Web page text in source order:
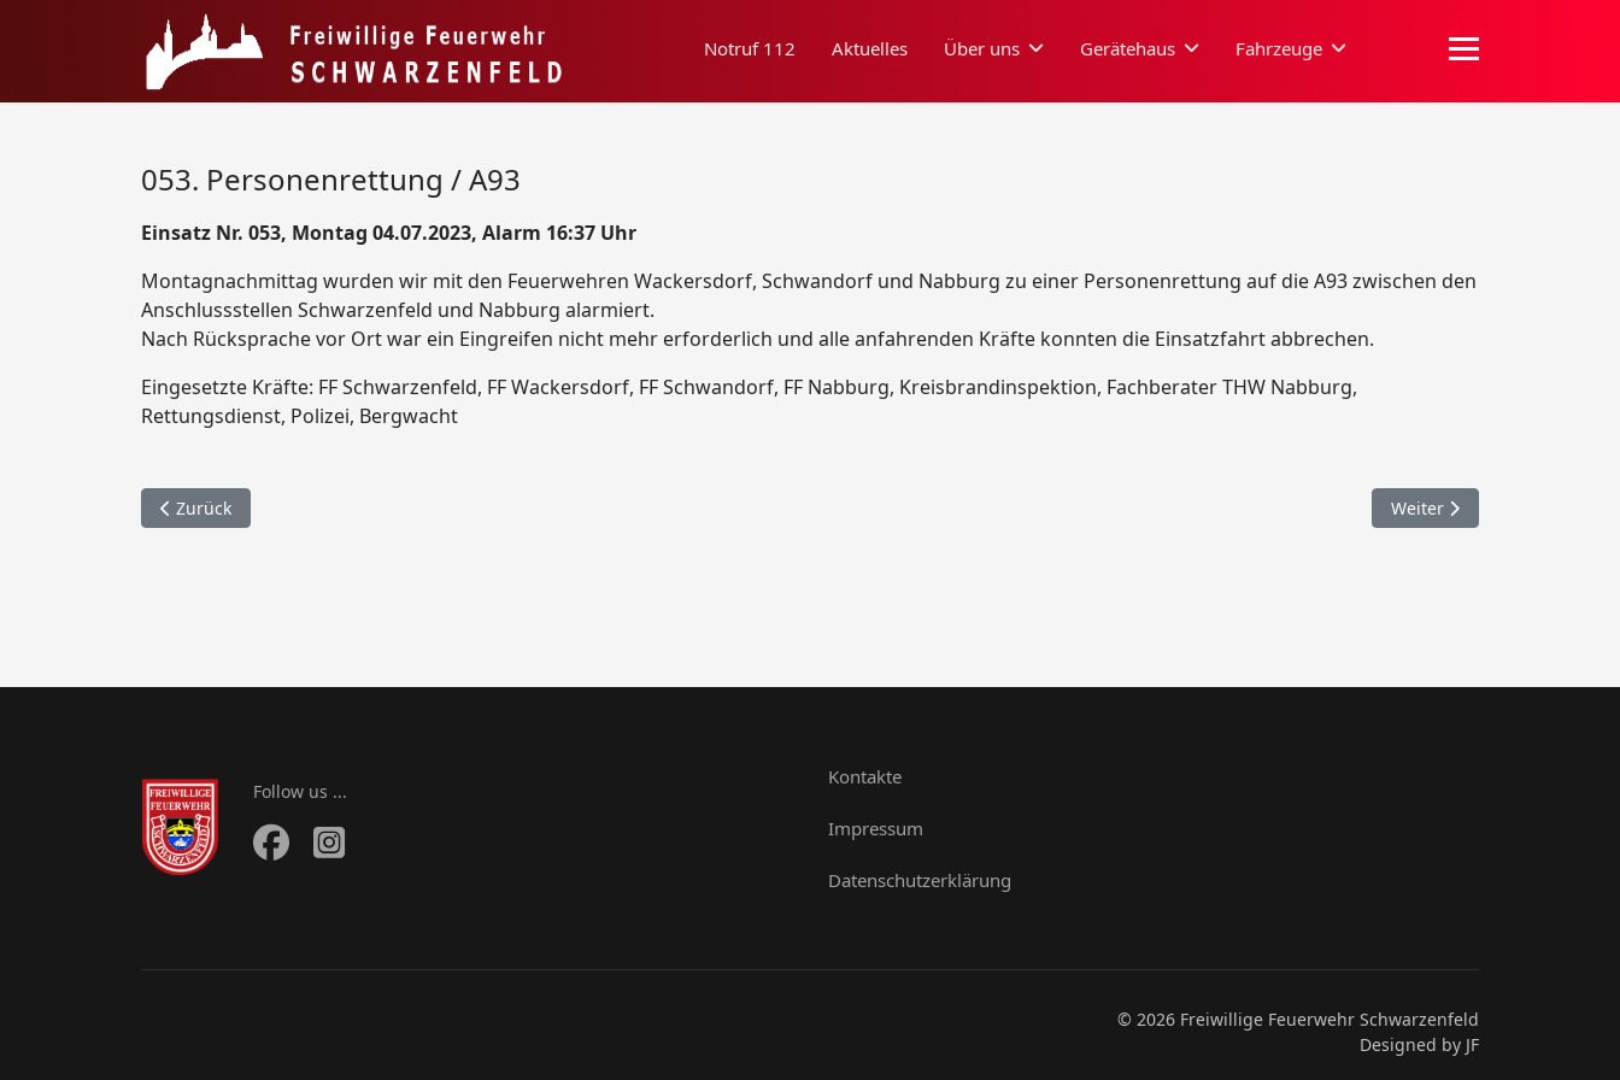
Notruf 112 Aktuelles Über uns Gerätehaus Fahrzeuge
053. Personenrettung / A93
Einsatz Nr. 053, Montag 04.07.2023, Alarm 16:37 Uhr
Montagnachmittag wurden wir mit den Feuerwehren Wackersdorf, Schwandorf und Nabburg zu einer Personenrettung auf die A93 zwischen den
Anschlussstellen Schwarzenfeld und Nabburg alarmiert.
Nach Rücksprache vor Ort war ein Eingreifen nicht mehr erforderlich und alle anfahrenden Kräfte konnten die Einsatzfahrt abbrechen.
Eingesetzte Kräfte: FF Schwarzenfeld, FF Wackersdorf, FF Schwandorf, FF Nabburg, Kreisbrandinspektion, Fachberater THW Nabburg,
Rettungsdienst, Polizei, Bergwacht
Vorheriger Beitrag: 054. Personenrettung / Kriegersiedlung
Zurück Nächster Beitrag: 052. ABC
Weiter
Follow us ...
Kontakte
Impressum
Datenschutzerklärung
© 2026 Freiwillige Feuerwehr Schwarzenfeld
Designed by JF